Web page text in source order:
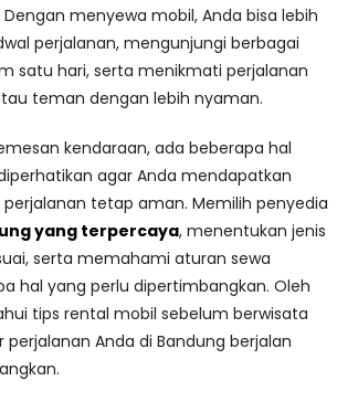
menyewa mobil, Anda bisa lebih
perjalanan, mengunjungi berbagai
satu hari, serta menikmati perjalanan
teman dengan lebih nyaman.
kendaraan, ada beberapa hal
agar Anda mendapatkan
tetap aman. Memilih penyedia
yang terpercaya, menentukan jenis
serta memahami aturan sewa
hal yang perlu dipertimbangkan. Oleh
tips rental mobil sebelum berwisata
Anda di Bandung berjalan